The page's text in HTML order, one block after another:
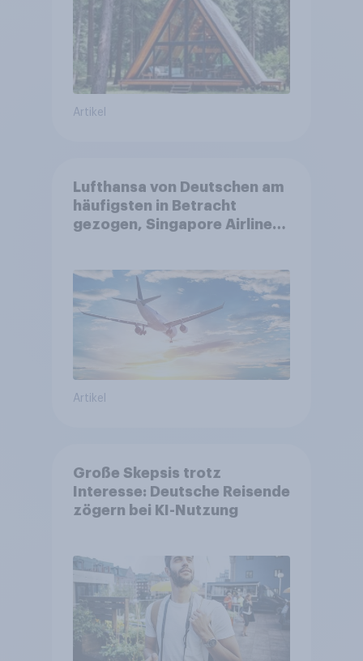
Artikel
Lufthansa von Deutschen am
häufigsten in Betracht
gezogen, Singapore Airlines
Artikel
Große Skepsis trotz
Interesse: Deutsche Reisende
zögern bei KI-Nutzung